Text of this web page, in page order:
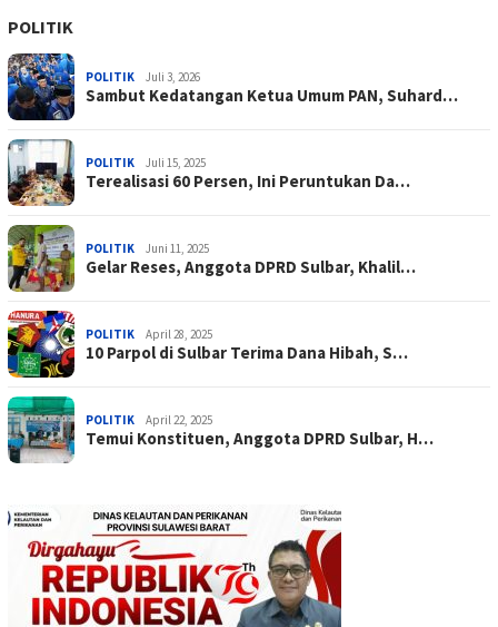
POLITIK
POLITIK Juli 3, 2026
Sambut Kedatangan Ketua Umum PAN, Suhard…
POLITIK Juli 15, 2025
Terealisasi 60 Persen, Ini Peruntukan Da…
POLITIK Juni 11, 2025
Gelar Reses, Anggota DPRD Sulbar, Khalil…
POLITIK April 28, 2025
10 Parpol di Sulbar Terima Dana Hibah, S…
POLITIK April 22, 2025
Temui Konstituen, Anggota DPRD Sulbar, H…